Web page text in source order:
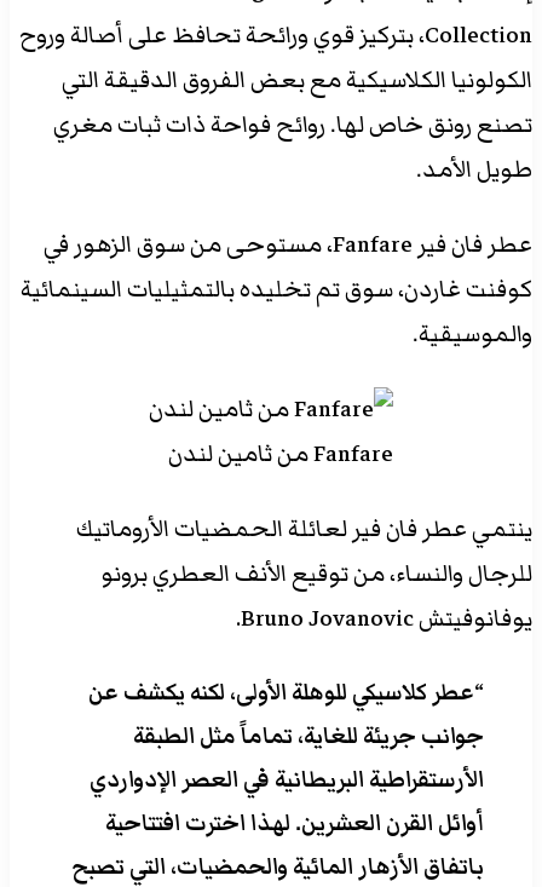
Collection، بتركيز قوي ورائحة تحافظ على أصالة وروح
الكولونيا الكلاسيكية مع بعض الفروق الدقيقة التي
تصنع رونق خاص لها. روائح فواحة ذات ثبات مغري
طويل الأمد.
عطر فان فير Fanfare، مستوحى من سوق الزهور في
كوفنت غاردن، سوق تم تخليده بالتمثيليات السينمائية
والموسيقية.
Fanfare من ثامين لندن
ينتمي عطر فان فير لعائلة الحمضيات الأروماتيك
للرجال والنساء، من توقيع الأنف العطري برونو
يوفانوفيتش Bruno Jovanovic.
“عطر كلاسيكي للوهلة الأولى، لكنه يكشف عن
جوانب جريئة للغاية، تماماً مثل الطبقة
الأرستقراطية البريطانية في العصر الإدواردي
أوائل القرن العشرين. لهذا اخترت افتتاحية
باتفاق الأزهار المائية والحمضيات، التي تصبح